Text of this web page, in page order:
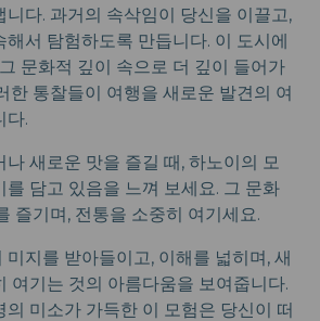
니다. 과거의 속삭임이 당신을 이끌고,
해서 탐험하도록 만듭니다. 이 도시에
문화적 깊이 속으로 더 깊이 들어가
한 통찰들이 여행을 새로운 발견의 여
다.
나 새로운 맛을 즐길 때, 하노이의 모
를 담고 있음을 느껴 보세요. 그 문화
즐기며, 전통을 소중히 여기세요.
지를 받아들이고, 이해를 넓히며, 새
여기는 것의 아름다움을 보여줍니다.
의 미소가 가득한 이 모험은 당신이 떠